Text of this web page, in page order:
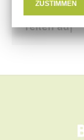
Teilen auf
ZUSTIMMEN